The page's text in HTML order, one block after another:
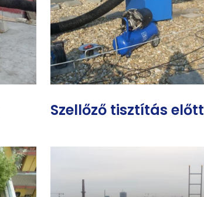
Szellőző tisztítás előtt